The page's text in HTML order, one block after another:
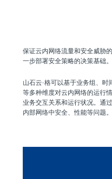
保证云内网络流量和安全威胁
一步部署安全策略的决策基础。
山石云·格可以基于业务组、
等多种维度对云内网络的运行
业务交互关系和运行状况。通
内部网络中安全、性能等问题。